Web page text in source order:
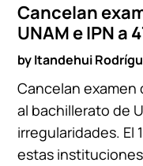
Cancelan
UNAM e IPN a
byItandehui
Cancelan examen
al bachillerato de
irregularidades. El
estas